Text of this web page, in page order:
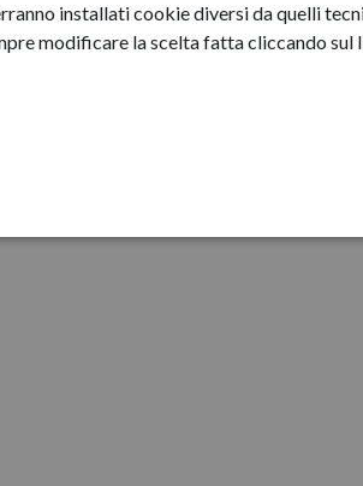
installati cookie diversi da quelli
modificare la scelta fatta cliccando sul